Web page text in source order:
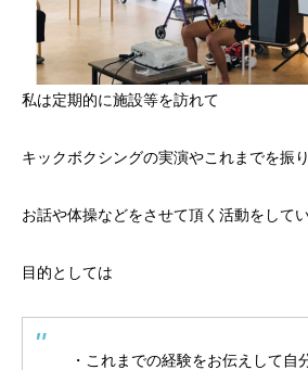
私は定期的に施設等を訪れて
キックボクシングの実演やこれまでを振
お話や体操などをさせて頂く活動をして
目的としては
・これまでの経験をお伝えして自